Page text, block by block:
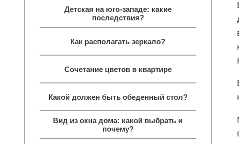
Детская на юго-западе: какие
последствия?
Как располагать зеркало?
Сочетание цветов в квартире
Какой должен быть обеденный стол?
Вид из окна дома: какой выбрать и
почему?